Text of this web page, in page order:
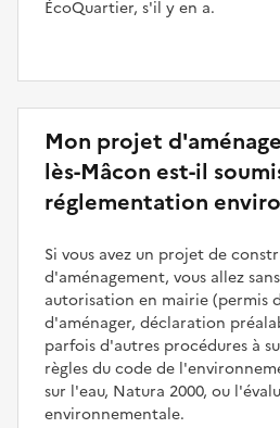
ÉcoQuartier, s'il y en a.
Mon projet
lès-Mâcon est-il
réglementation
Si vous avez un projet de
d'aménagement, vous allez
autorisation en mairie (permis
d'aménager, déclaration
parfois d'autres procédures à
règles du code de
sur l'eau, Natura 2000, ou
environnementale.